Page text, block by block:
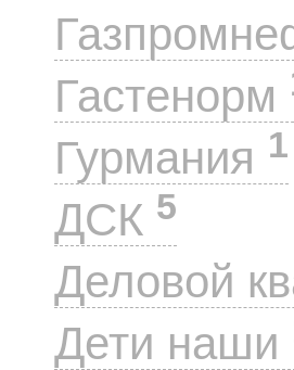
Гастенорм
Гурмания 1
ДСК 5
Деловой
Дети наши